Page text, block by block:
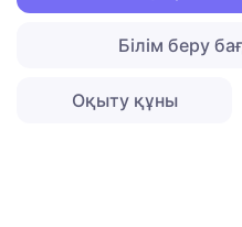
Білім беру
Оқыту құны